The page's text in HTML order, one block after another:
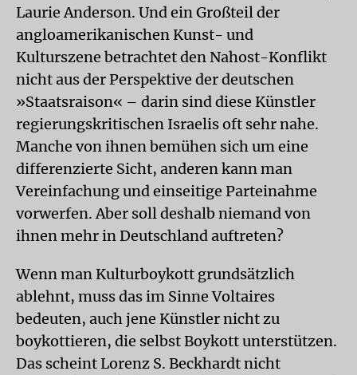
Laurie Anderson. Und ein Großteil der
angloamerikanischen Kunst- und
Kulturszene betrachtet den Nahost-Konflikt
nicht aus der Perspektive der deutschen
»Staatsraison« – darin sind diese Künstler
regierungskritischen Israelis oft sehr nahe.
Manche von ihnen bemühen sich um eine
differenzierte Sicht, anderen kann man
Vereinfachung und einseitige Parteinahme
vorwerfen. Aber soll deshalb niemand von
ihnen mehr in Deutschland auftreten?
Wenn man Kulturboykott grundsätzlich
ablehnt, muss das im Sinne Voltaires
bedeuten, auch jene Künstler nicht zu
boykottieren, die selbst Boykott unterstützen.
Das scheint Lorenz S. Beckhardt nicht